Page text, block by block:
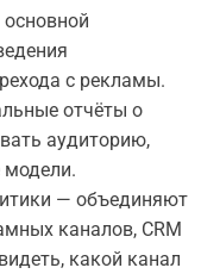
с рекламы.
отчёты о
аудиторию,
модели.
— объединяют
каналов, CRM
какой канал